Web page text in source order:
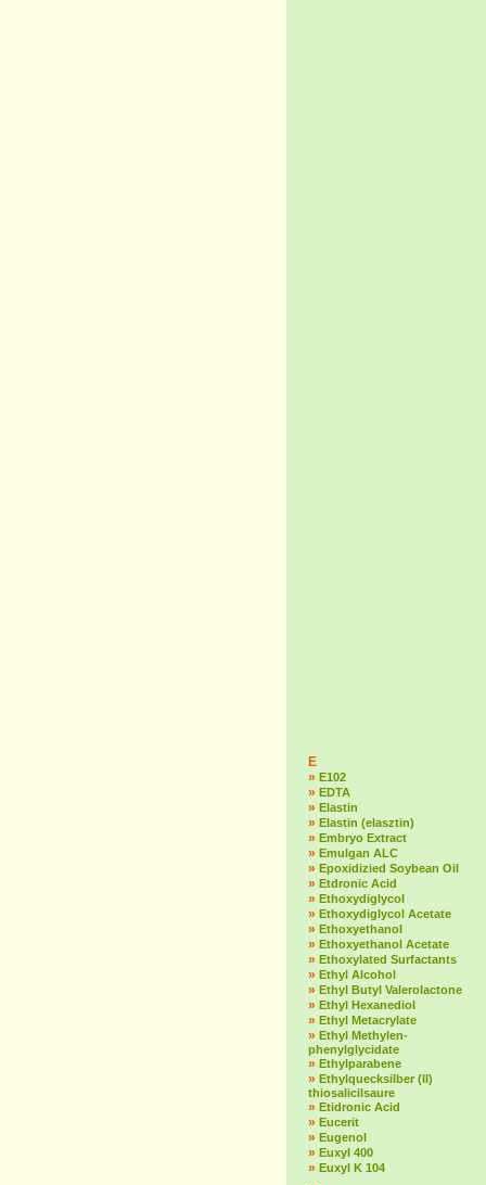
E
» E102
» EDTA
» Elastin
» Elastin (elasztin)
» Embryo Extract
» Emulgan ALC
» Epoxidizied Soybean Oil
» Etdronic Acid
» Ethoxydiglycol
» Ethoxydiglycol Acetate
» Ethoxyethanol
» Ethoxyethanol Acetate
» Ethoxylated Surfactants
» Ethyl Alcohol
» Ethyl Butyl Valerolactone
» Ethyl Hexanediol
» Ethyl Metacrylate
» Ethyl Methylen-
phenylglycidate
» Ethylparabene
» Ethylquecksilber (II)
thiosalicilsaure
» Etidronic Acid
» Eucerit
» Eugenol
» Euxyl 400
» Euxyl K 104